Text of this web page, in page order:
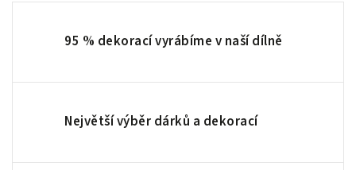
95 % dekorací vyrábíme v naší dílně
Největší výběr dárků a dekorací